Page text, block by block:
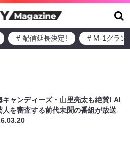
# 配信延長決定! # M-1グラン
キャンディーズ・山里亮太も絶賛! AI
人を審査する前代未聞の番組が放送